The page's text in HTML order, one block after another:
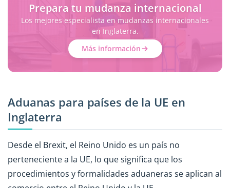
Prepara tu mudanza internacional
Los mejores especialista en mudanzas internacionales
en Inglaterra.
Más información
Aduanas para países de la UE en
Inglaterra
Desde el Brexit, el Reino Unido es un país no
perteneciente a la UE, lo que significa que los
procedimientos y formalidades aduaneras se aplican al